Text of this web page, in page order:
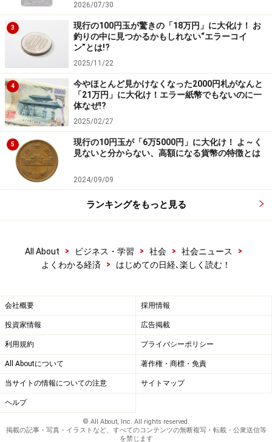
2026/07/30
3
現行の100円玉が驚きの「18万円」に大化け！ お
釣りの中に見つかるかもしれない“エラーコイ
ン”とは!?
2025/11/22
4
今やほとんど見かけなくなった2000円札がなんと
「21万円」に大化け！エラー紙幣でもないのに一
体なぜ!?
2025/02/27
5
現行の10円玉が「6万5000円」に大化け！ よ～く
見ないと分からない、高額になる貨幣の特徴とは
2024/09/09
ランキングをもっと見る
All About > ビジネス・学習 > 社会 > 社会ニュース
>
よくわかる経済
> はじめての日経､楽しく読む！
会社概要 採用情報
投資家情報 広告掲載
利用規約 プライバシーポリシー
All Aboutについて 著作権・商標・免責
当サイトの情報についての注意 サイトマップ
ヘルプ
© All About, Inc. All rights reserved.
掲載の記事・写真・イラストなど、すべてのコンテンツの無断複写・転載・公衆送信等
を禁じます